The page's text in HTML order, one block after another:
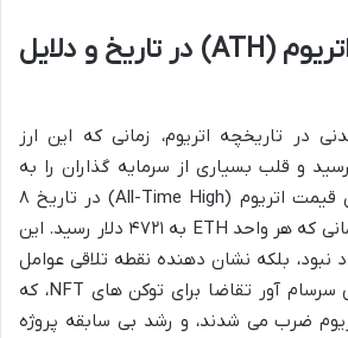
بالاترین قیمت اتریوم (ATH) در تاریخ و دلایل
در تاریخچه اتریوم، زمانی که این ارز
و قلب بسیاری از سرمایه گذاران را به
تپش انداخت. بالاترین قیمت اتریوم (All-Time High) در تاریخ ۸
نوامبر ۲۰۲۱ ثبت شد، زمانی که هر واحد ETH به ۴۷۲۱ دلار رسید. این
نبود، بلکه نشان دهنده نقطه تلاقی عوامل
قدرتمندی بود. افزایش سرسام آور تقاضا برای توکن های NFT، که
ضرب می شدند، و رشد بی سابقه پروژه